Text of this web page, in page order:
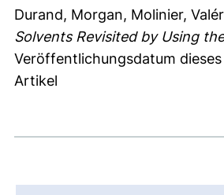
Durand, Morgan, Molinier,
Solvents Revisited by Using
Veröffentlichungsdatum
Artikel